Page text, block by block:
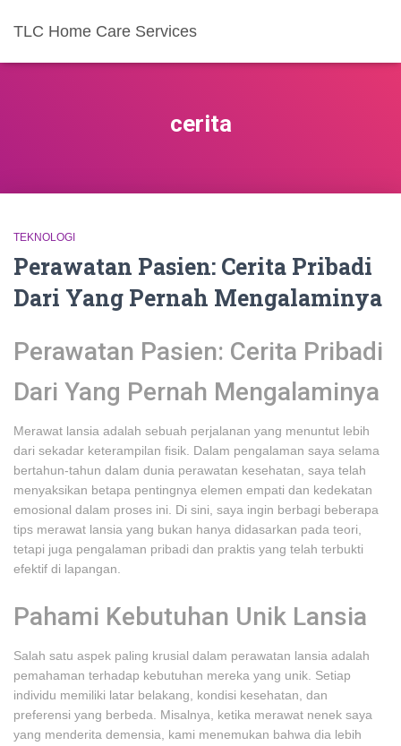
TLC Home Care Services
cerita
TEKNOLOGI
Perawatan Pasien: Cerita Pribadi
Dari Yang Pernah Mengalaminya
Perawatan Pasien: Cerita Pribadi
Dari Yang Pernah Mengalaminya
Merawat lansia adalah sebuah perjalanan yang menuntut lebih
dari sekadar keterampilan fisik. Dalam pengalaman saya selama
bertahun-tahun dalam dunia perawatan kesehatan, saya telah
menyaksikan betapa pentingnya elemen empati dan kedekatan
emosional dalam proses ini. Di sini, saya ingin berbagi beberapa
tips merawat lansia yang bukan hanya didasarkan pada teori,
tetapi juga pengalaman pribadi dan praktis yang telah terbukti
efektif di lapangan.
Pahami Kebutuhan Unik Lansia
Salah satu aspek paling krusial dalam perawatan lansia adalah
pemahaman terhadap kebutuhan mereka yang unik. Setiap
individu memiliki latar belakang, kondisi kesehatan, dan
preferensi yang berbeda. Misalnya, ketika merawat nenek saya
yang menderita demensia, kami menemukan bahwa dia lebih